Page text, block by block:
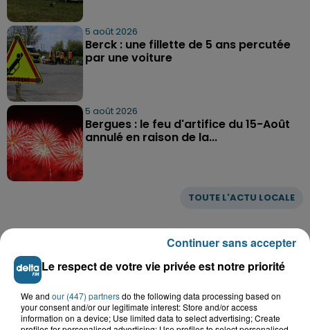
TOUTE L'ACTU LOCALE
5 août 2026
Berck : une fillette de 5 ans percutée
par une voiture
5 août 2026
Bergues : le feu d'artifice du 15-Août
annulé en raison de la...
Le respect de votre vie privée est notre priorité
We and our (447) partnersdo the following data processing based on
your consent and/or our legitimate interest: Store and/or access
information on a device; Use limited data to select advertising; Create
Continuer sans accepter